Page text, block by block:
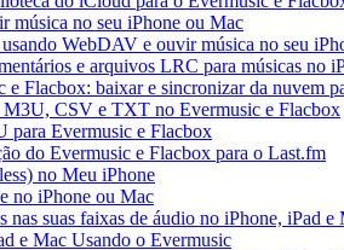
música no seu iPhone ou Mac
WebDAV e ouvir música no seu
e arquivos LRC para músicas no
Flacbox: baixar e sincronizar da nuvem
M3U, CSV e TXT no Evermusic e Flacbox
para Evermusic e Flacbox
do Evermusic e Flacbox para o Last.fm
no Meu iPhone
no iPhone ou Mac
suas faixas de áudio no iPhone, iPad
e Mac Usando o Evermusic